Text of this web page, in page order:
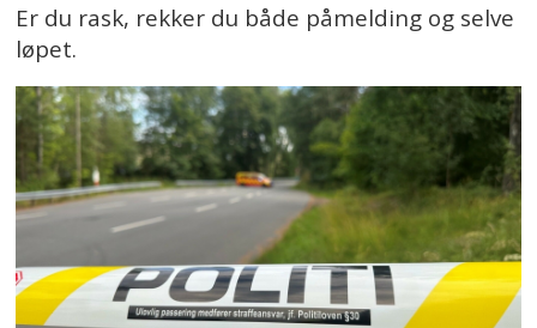
Er du rask, rekker du både påmelding og selve
løpet.